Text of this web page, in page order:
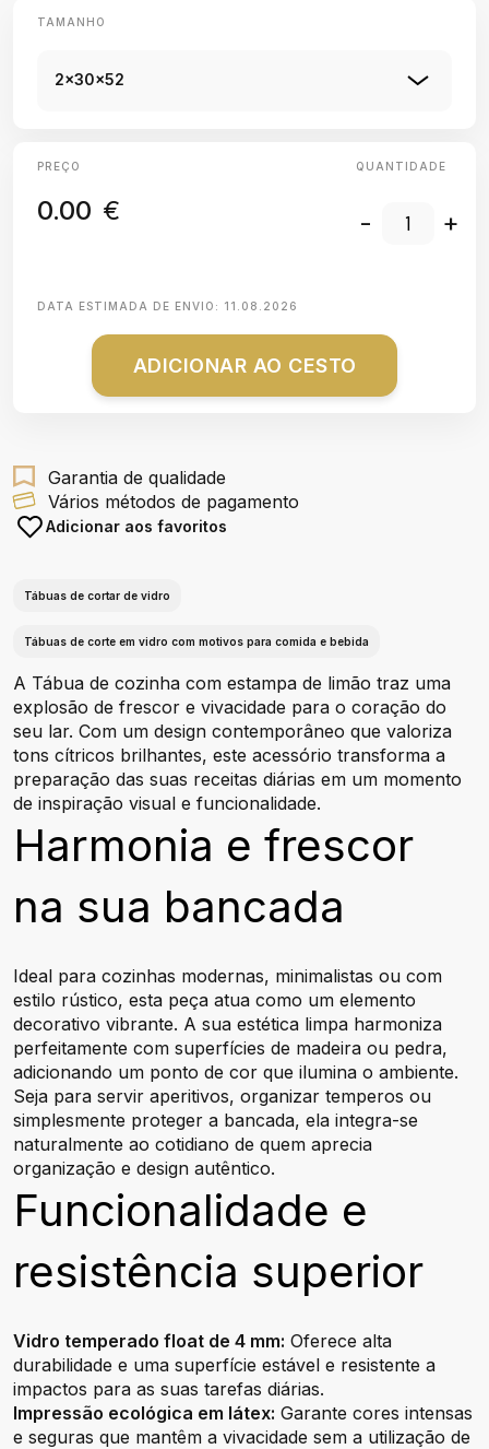
TAMANHO
2x30x52
PREÇO
0.00 €
QUANTIDADE
- +
DATA ESTIMADA DE ENVIO: 11.08.2026
ADICIONAR AO CESTO
Garantia de qualidade
Vários métodos de pagamento
Adicionar aos favoritos
Tábuas de cortar de vidro
Tábuas de corte em vidro com motivos para comida e bebida
A Tábua de cozinha com estampa de limão traz uma
explosão de frescor e vivacidade para o coração do
seu lar. Com um design contemporâneo que valoriza
tons cítricos brilhantes, este acessório transforma a
preparação das suas receitas diárias em um momento
de inspiração visual e funcionalidade.
Harmonia e frescor
na sua bancada
Ideal para cozinhas modernas, minimalistas ou com
estilo rústico, esta peça atua como um elemento
decorativo vibrante. A sua estética limpa harmoniza
perfeitamente com superfícies de madeira ou pedra,
adicionando um ponto de cor que ilumina o ambiente.
Seja para servir aperitivos, organizar temperos ou
simplesmente proteger a bancada, ela integra-se
naturalmente ao cotidiano de quem aprecia
organização e design autêntico.
Funcionalidade e
resistência superior
Vidro temperado float de 4 mm: Oferece alta
durabilidade e uma superfície estável e resistente a
impactos para as suas tarefas diárias.
Impressão ecológica em látex: Garante cores intensas
e seguras que mantêm a vivacidade sem a utilização de